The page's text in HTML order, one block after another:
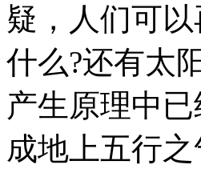
疑，人们可
什么?还有太
产生原理中
成地上五行